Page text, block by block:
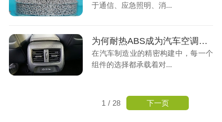
于通信、应急照明、消...
为何耐热ABS成为汽车空调出风口的首选材料？
在汽车制造业的精密构建中，每一个
组件的选择都承载着对...
1 / 28 下一页